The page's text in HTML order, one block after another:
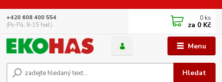
Menu
Hledat
+420 608 400 554
(Po-Pá, 8-15 hod.)
0 ks
za 0 Kč